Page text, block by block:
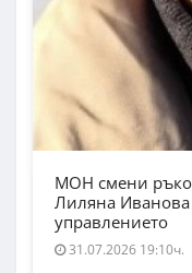
МОН смени
Лиляна
управлението
31.07.2026 19:10ч.